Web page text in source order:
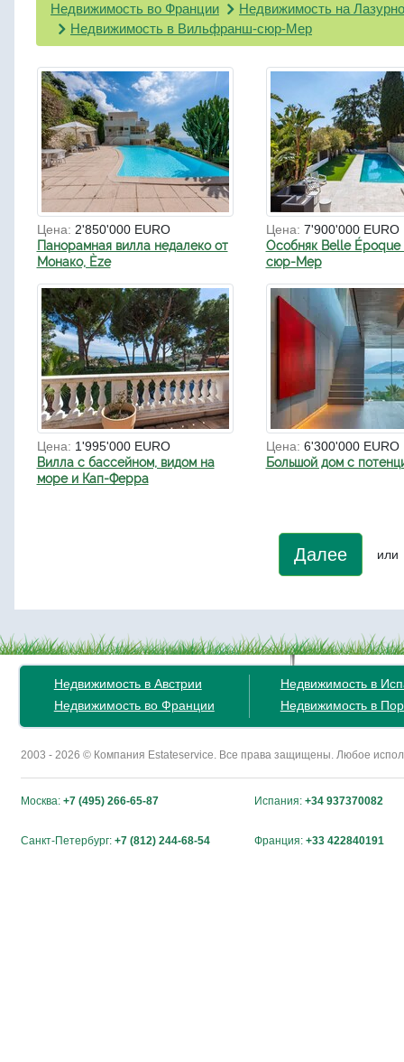
Недвижимость во Франции
Недвижимость на
Недвижимость в Вильфранш-сюр-Мер
Цена: 2'850'000 EURO
Панорамная вилла недалеко от
Монако, Èze
Цена: 7'900'000 EURO
Особняк Belle Époque
сюр-Мер
Цена: 1'995'000 EURO
Вилла с бассейном, видом на
море и Кап-Ферра
Цена: 6'300'000 EURO
Большой дом с
Далее или
Недвижимость в Австрии
Недвижимость во Франции
Недвижимость в
Недвижимость в
2003 - 2026 © Компания Estateservice. Все права защищены. Любое
Москва: +7 (495) 266-65-87 Испания: +34 937370082
Санкт-Петербург: +7 (812) 244-68-54 Франция: +33 422840191